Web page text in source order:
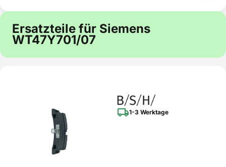
Ersatzteile für Siemens
WT47Y701/07
1-3 Werktage